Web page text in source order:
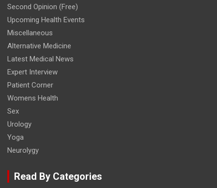
Second Opinion (Free)
Upcoming Health Events
Miscellaneous
Alternative Medicine
Latest Medical News
Expert Interview
Patient Corner
Womens Health
Sex
Urology
Yoga
Neurolygy
Read By Categories